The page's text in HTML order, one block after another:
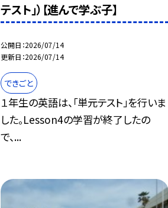
テスト」）【進んで学ぶ子】
公開日 2026/07/14
更新日 2026/07/14
できごと
１年生の英語は、「単元テスト」を行いま
した。Lesson4の学習が終了したの
で、...